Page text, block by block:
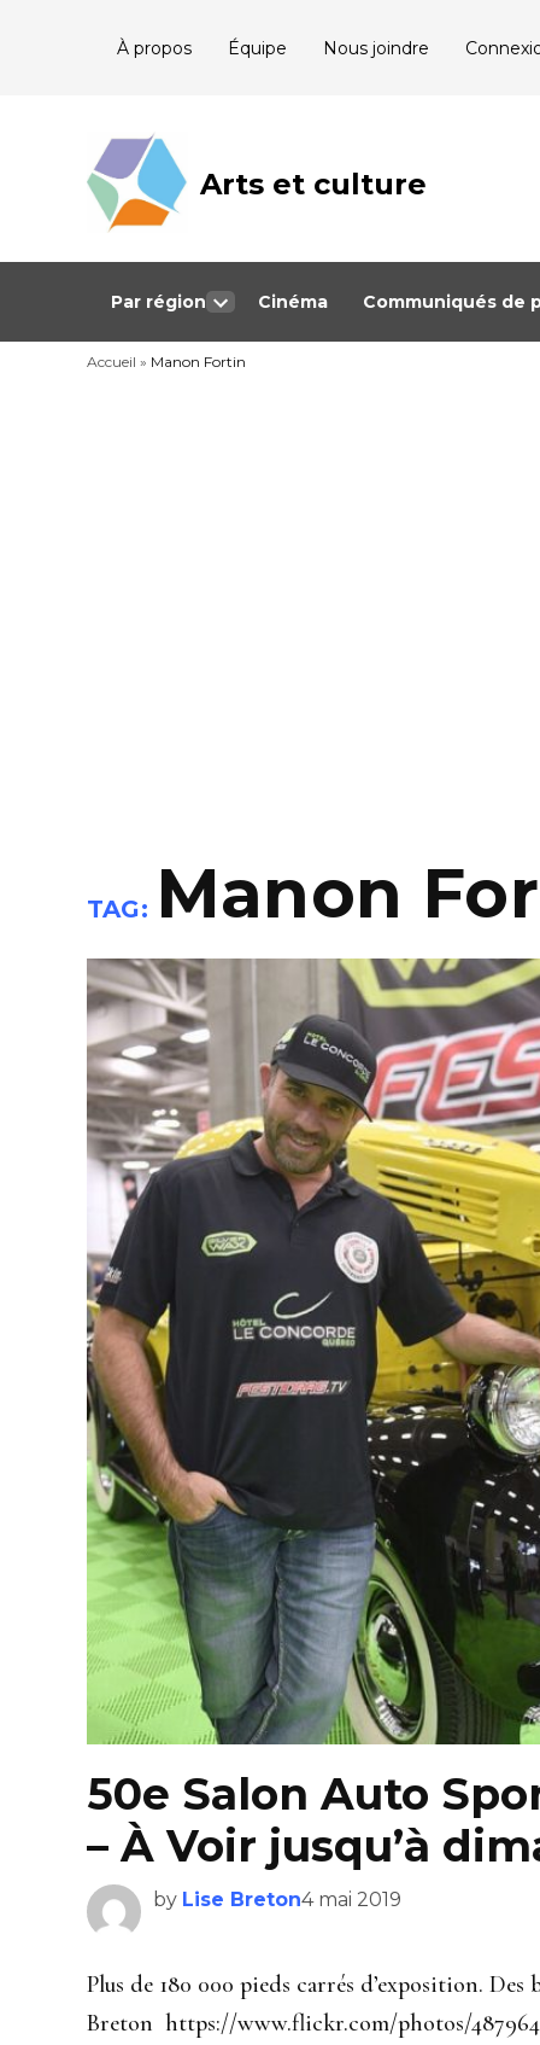
À propos Équipe Nous joindre
Arts et culture
Journalisme
Québec
Par région
dropdown
menu
Cinéma Communiqués de
Accueil » Manon Fortin
TAG: Manon
50e Salon Auto
– À Voir jusqu’à
by Lise Breton4 mai 2019
Plus de 180 000 pieds carrés d’exposition.
Breton https://www.flickr.com/photos/